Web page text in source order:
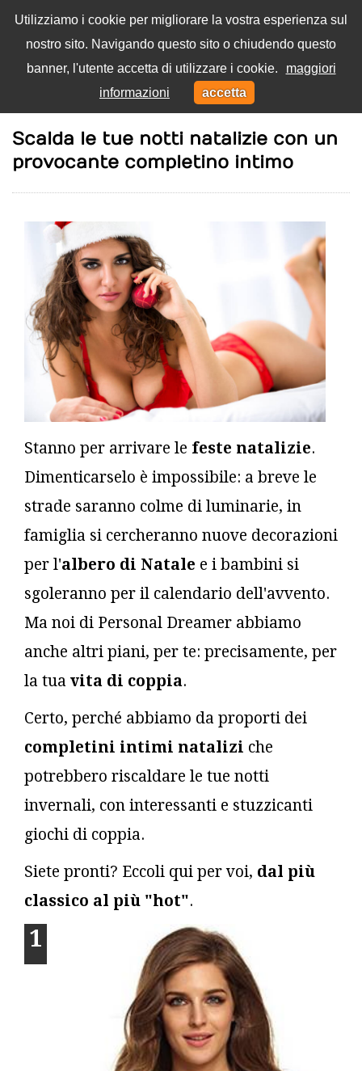
Utilizziamo i cookie per migliorare la vostra esperienza sul
nostro sito. Navigando questo sito o chiudendo questo
banner, l'utente accetta di utilizzare i cookie.
maggiori
informazioni
accetta
Menu
Scalda le tue notti natalizie con un
provocante completino intimo
Stanno per arrivare le feste natalizie.
Dimenticarselo è impossibile: a breve le
strade saranno colme di luminarie, in
famiglia si cercheranno nuove decorazioni
per l'albero di Natale e i bambini si
sgoleranno per il calendario dell'avvento.
Ma noi di Personal Dreamer abbiamo
anche altri piani, per te: precisamente, per
la tua vita di coppia.
Certo, perché abbiamo da proporti dei
completini intimi natalizi che
potrebbero riscaldare le tue notti
invernali, con interessanti e stuzzicanti
giochi di coppia.
Siete pronti? Eccoli qui per voi, dal più
classico al più "hot".
1